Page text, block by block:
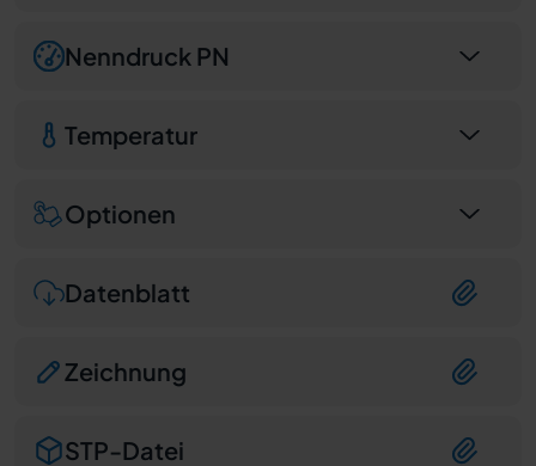
Nenndruck PN
Temperatur
Optionen
Datenblatt
Zeichnung
STP-Datei